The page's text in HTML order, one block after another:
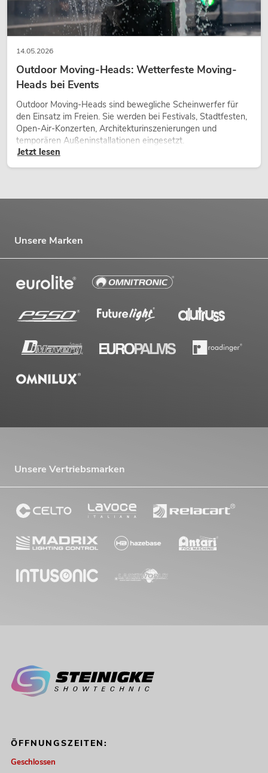
14.05.2026
Outdoor Moving-Heads: Wetterfeste Moving-
Heads bei Events
Outdoor Moving-Heads sind bewegliche Scheinwerfer für
den Einsatz im Freien. Sie werden bei Festivals, Stadtfesten,
Open-Air-Konzerten, Architekturinszenierungen und
temporären Außeninstallationen eingesetzt.
Jetzt lesen
Unsere Marken
Unsere Vertriebsmarken
ÖFFNUNGSZEITEN:
Geschlossen